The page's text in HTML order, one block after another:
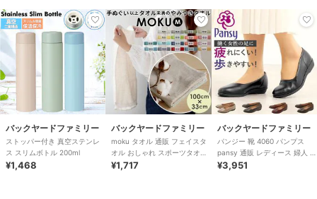
バックヤードファミリー
ストッパー付き 真空ステンレ
ス スリムボトル 200ml
¥1,468
バックヤードファミリー
moku タオル 通販 フェイスタ
オル おしゃれ スポーツタオル
手ぬぐい 手拭い 銭湯 温泉 ジ
¥1,717
バックヤードファミリー
パンジー 靴 4060 パンプス
pansy 通販 レディース 婦人 痛
くない ローヒール 通勤 リ
¥3,951